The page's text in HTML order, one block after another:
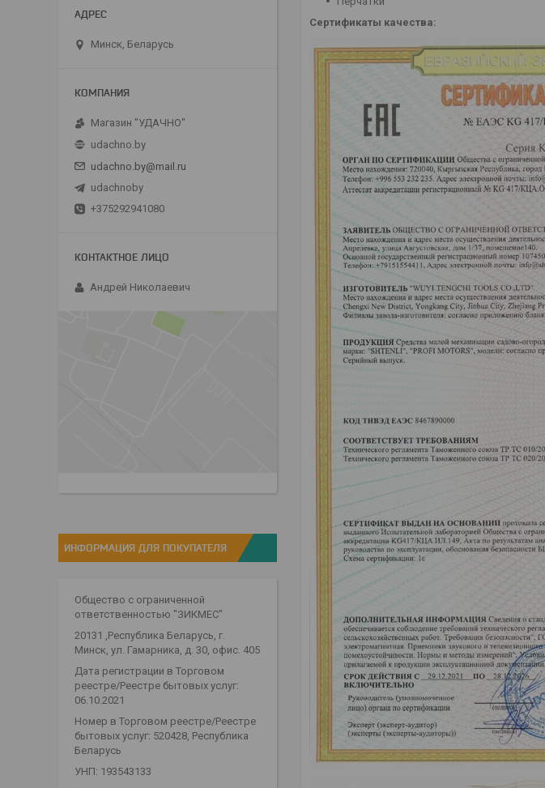
Сертификаты качества:
Минск, Беларусь
Магазин "УДАЧНО"
udachno.by
udachno.by@mail.ru
udachnoby
+375292941080
Андрей Николаевич
ИНФОРМАЦИЯ ДЛЯ ПОКУПАТЕЛЯ
Общество с ограниченной
ответственностью "ЗИКМЕС"
20131 ,Республика Беларусь, г.
Минск, ул. Гамарника, д. 30, офис. 405
Дата регистрации в Торговом
реестре/Реестре бытовых услуг:
06.10.2021
Номер в Торговом реестре/Реестре
бытовых услуг: 520428, Республика
Беларусь
УНП: 193543133